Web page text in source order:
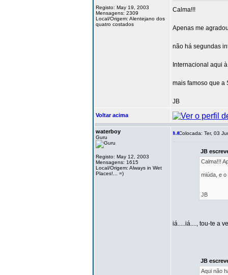
Registo: May 19, 2003
Mensagens: 2309
Local/Origem: Alentejano dos
quatro costados
Calma!!!
Apenas me
não há segundas
Internacional aqui
mais famoso que a
JB
Voltar acima
waterboy
Guru
Registo: May 12, 2003
Mensagens: 1615
Local/Origem: Always in Wet
Places!... =)
Colocada: Ter, 03
JB
Calma!!!
miúda, e
JB
iá.....iá...., tou-te a
JB
Aqui não